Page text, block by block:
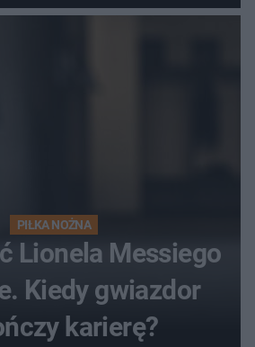
hit
PIŁKA NOŻNA
Lionela Messiego
Kiedy gwiazdor
karierę?